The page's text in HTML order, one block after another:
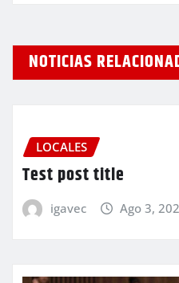
NOTICIAS
LOCALES
Test post title
igavec Ago 3,